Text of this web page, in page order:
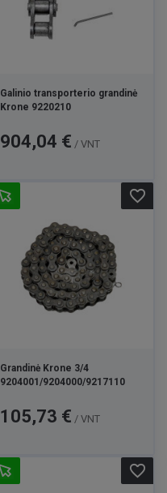
Galinio transporterio grandinė
Krone 9220210
Kaina
904,04 € / VNT
Grandinė Krone 3/4
9204001/9204000/9217110
Kaina
105,73 € / VNT
favorite_border
favorite_border